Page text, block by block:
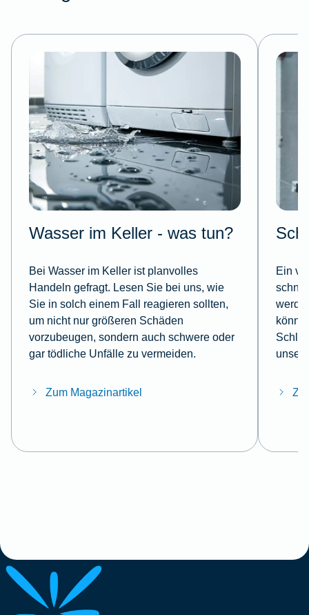
Wasser im Keller - was tun?
Bei Wasser im Keller ist planvolles
Handeln gefragt. Lesen Sie bei uns, wie
Sie in solch einem Fall reagieren sollten,
um nicht nur größeren Schäden
vorzubeugen, sondern auch schwere oder
gar tödliche Unfälle zu vermeiden.
Zum Magazinartikel
Ein